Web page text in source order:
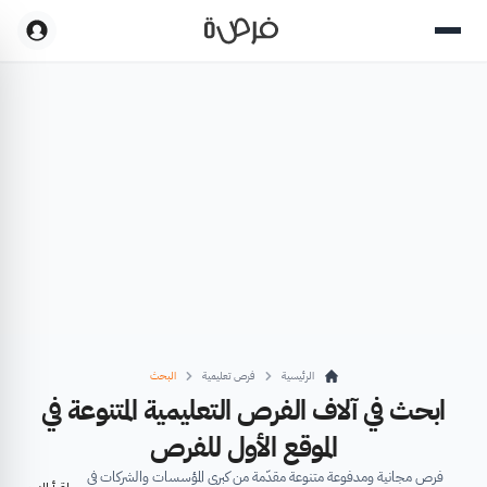
الرئيسية فرص تعليمية البحث
ابحث في آلاف الفرص التعليمية المتنوعة في
الموقع الأول للفرص
فرص مجانية ومدفوعة متنوعة مقدّمة من كبرى المؤسسات والشركات في